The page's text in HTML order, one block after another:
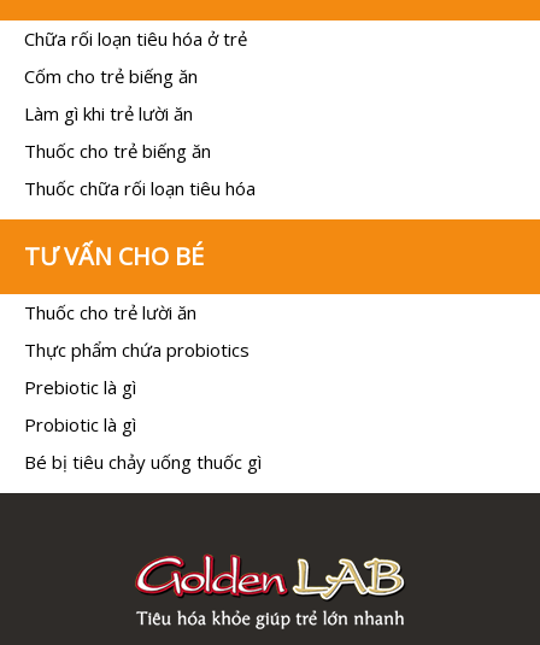
Chữa rối loạn tiêu hóa ở trẻ
Cốm cho trẻ biếng ăn
Làm gì khi trẻ lười ăn
Thuốc cho trẻ biếng ăn
Thuốc chữa rối loạn tiêu hóa
TƯ VẤN CHO BÉ
Thuốc cho trẻ lười ăn
Thực phẩm chứa probiotics
Prebiotic là gì
Probiotic là gì
Bé bị tiêu chảy uống thuốc gì